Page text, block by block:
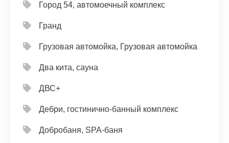
Город 54, автомоечный комплекс
Гранд
Грузовая автомойка, Грузовая автомойка
Два кита, сауна
ДВС+
Дебри, гостинично-банный комплекс
Добробаня, SPA-баня